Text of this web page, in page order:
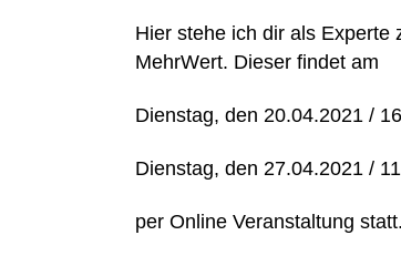
Hier stehe ich dir als Experte
MehrWert. Dieser findet am
Dienstag, den 20.04.2021 /
Dienstag, den 27.04.2021 /
per Online Veranstaltung statt.